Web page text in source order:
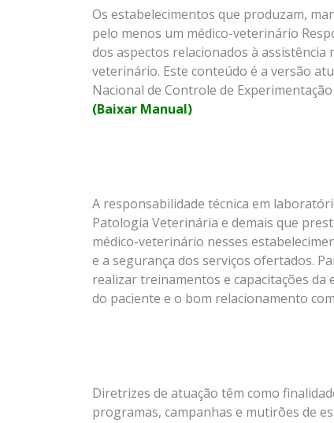
Os estabelecimentos que produzam,
pelo menos um médico-veterinário
dos aspectos relacionados à
veterinário. Este conteúdo é a versão
Nacional de Controle de
(Baixar Manual)
A responsabilidade técnica em
Patologia Veterinária e demais que
médico-veterinário nesses
e a segurança dos serviços ofertados.
realizar treinamentos e capacitações
do paciente e o bom relacionamento
Diretrizes de atuação têm como
programas, campanhas e mutirões de